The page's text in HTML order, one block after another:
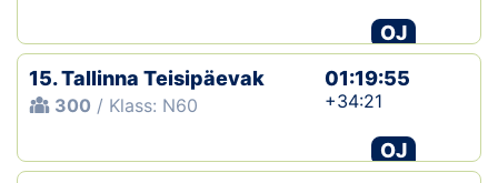
OJ
15. Tallinna Teisipäevak
300 / Klass: N60
01:19:55
+34:21
OJ